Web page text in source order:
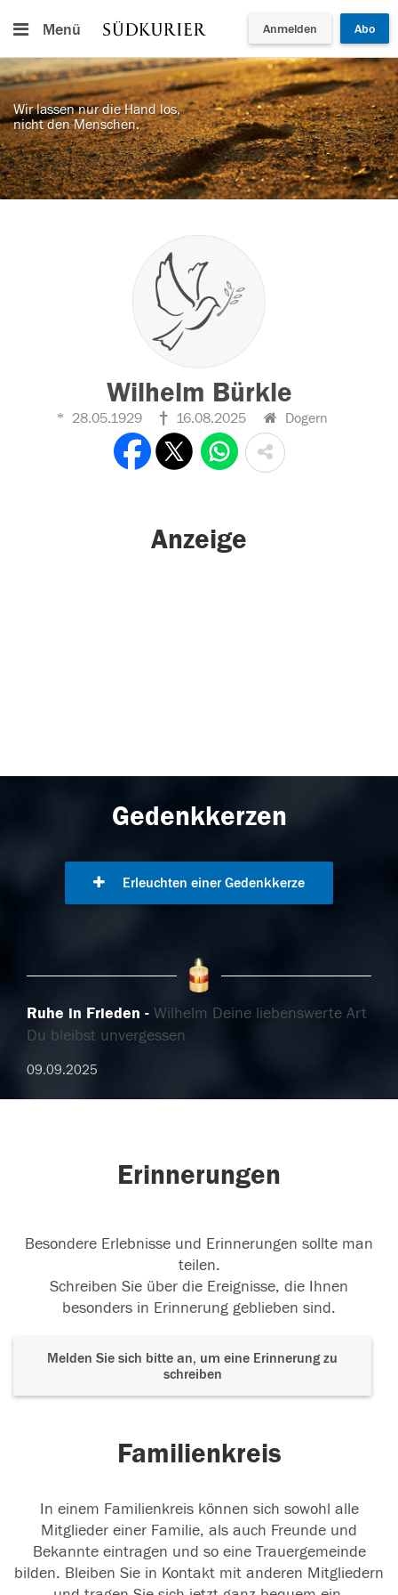
Menü Anmelden Abo
Wir lassen nur die Hand los,
nicht den Menschen.
Wilhelm Bürkle
28.05.1929 16.08.2025 Dogern
Anzeige
Gedenkkerzen
Erleuchten einer Gedenkkerze
Ruhe in Frieden
Wilhelm Deine liebenswerte Art
Du bleibst unvergessen
09.09.2025
Erinnerungen
Besondere Erlebnisse und Erinnerungen sollte man
teilen.
Schreiben Sie über die Ereignisse, die Ihnen
besonders in Erinnerung geblieben sind.
Melden Sie sich bitte an, um eine Erinnerung zu
schreiben
Familienkreis
In einem Familienkreis können sich sowohl alle
Mitglieder einer Familie, als auch Freunde und
Bekannte eintragen und so eine Trauergemeinde
bilden. Bleiben Sie in Kontakt mit anderen Mitgliedern